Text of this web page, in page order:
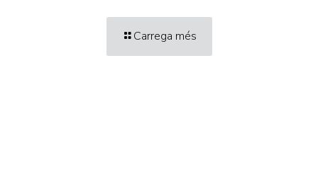
Carrega més